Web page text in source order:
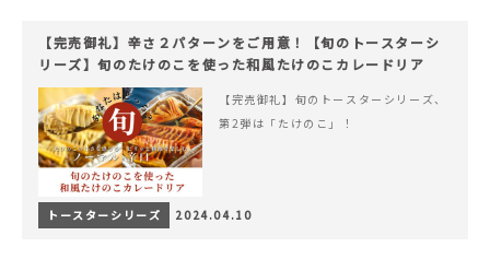
【完売御礼】辛さ２パターンをご用意！【旬のトースターシ
リーズ】旬のたけのこを使った和風たけのこカレードリア
【完売御礼】旬のトースターシリーズ、
第2弾は「たけのこ」！
トースターシリーズ 2024.04.10